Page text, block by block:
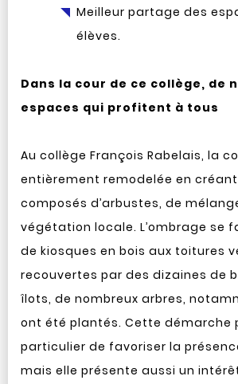
Meilleur partage des
élèves.
Dans la cour de ce collège, de
espaces qui profitent à tous
Au collège François Rabelais, la
entièrement remodelée en
composés d’arbustes, de
végétation locale. L’ombrage se
de kiosques en bois aux toitures
recouvertes par des dizaines de
îlots, de nombreux arbres,
ont été plantés. Cette démarche
particulier de favoriser la
mais elle présente aussi un